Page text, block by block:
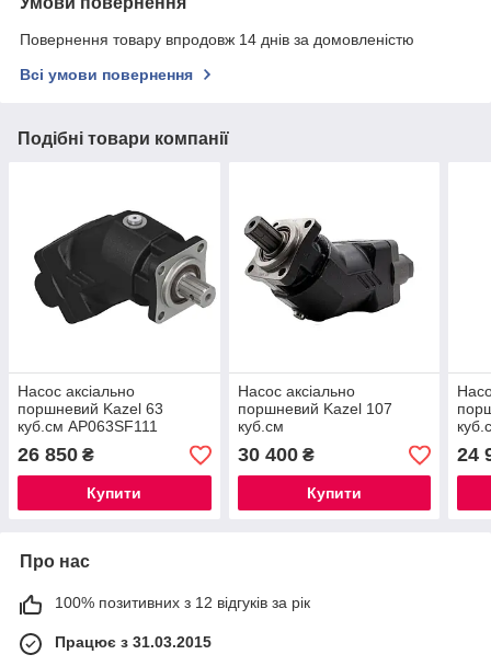
Повернення товару впродовж 14 днів за домовленістю
Всі умови повернення
Подібні товари компанії
Насос аксіально
поршневий Kazel 63
куб.см AP063SF111
26 850 ₴
Купити
Насос аксіально
поршневий Kazel 107
куб.см
30 400₴
Купити
24
Про нас
100% позитивних з 12 відгуків за рік
Працює з 31.03.2015